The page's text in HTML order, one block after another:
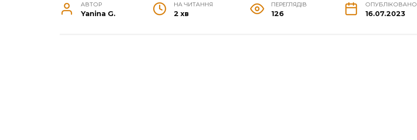
АВТОР
Yanina G.
НА ЧИТАННЯ
2 хв
ПЕРЕГЛЯДІВ
126
ОПУБЛІКОВАНО
16.07.2023